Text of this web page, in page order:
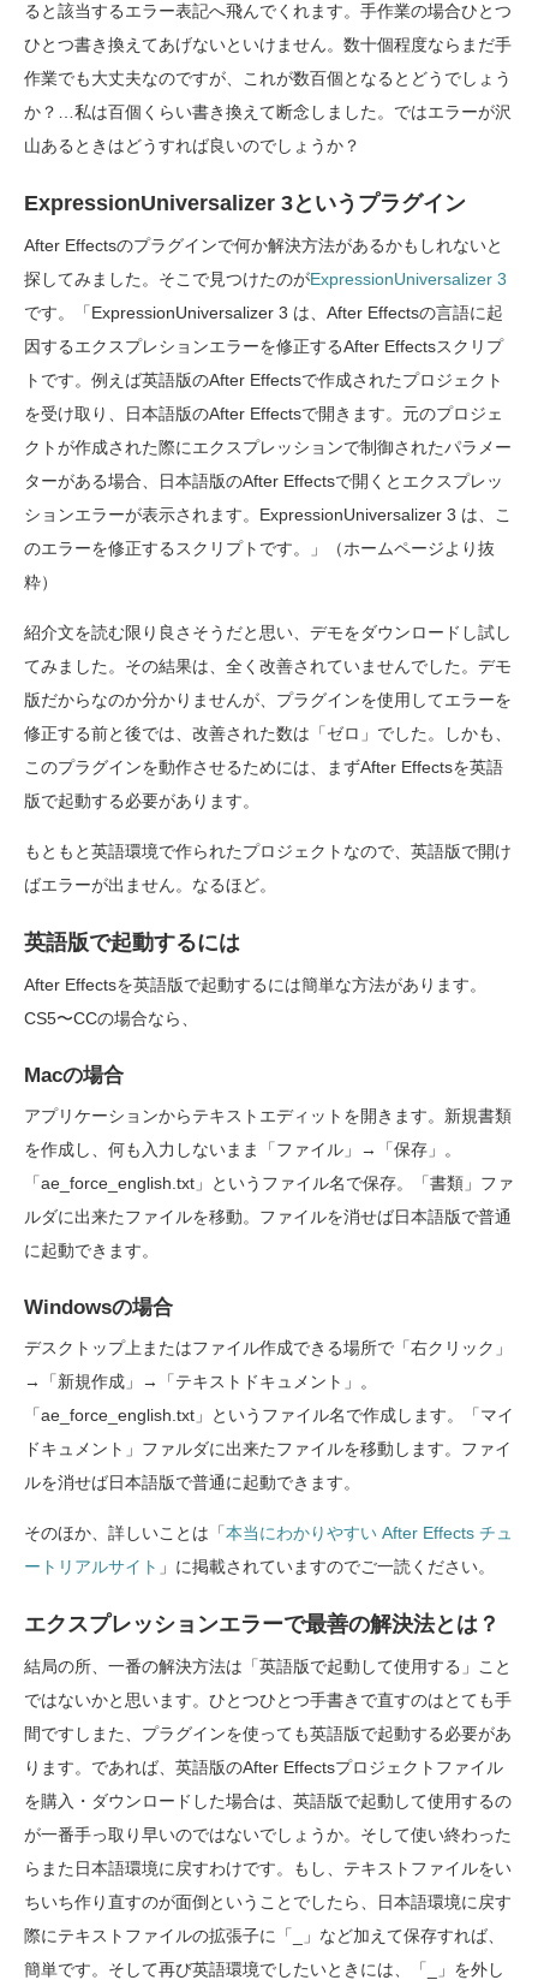
ると該当するエラー表記へ飛んでくれます。手作業の場合ひとつ
ひとつ書き換えてあげないといけません。数十個程度ならまだ手
作業でも大丈夫なのですが、これが数百個となるとどうでしょう
か？…私は百個くらい書き換えて断念しました。ではエラーが沢
山あるときはどうすれば良いのでしょうか？
ExpressionUniversalizer 3というプラグイン
After Effectsのプラグインで何か解決方法があるかもしれないと
探してみました。そこで見つけたのがExpressionUniversalizer 3
です。「ExpressionUniversalizer 3 は、After Effectsの言語に起
因するエクスプレションエラーを修正するAfter Effectsスクリプ
トです。例えば英語版のAfter Effectsで作成されたプロジェクト
を受け取り、日本語版のAfter Effectsで開きます。元のプロジェ
クトが作成された際にエクスプレッションで制御されたパラメー
ターがある場合、日本語版のAfter Effectsで開くとエクスプレッ
ションエラーが表示されます。ExpressionUniversalizer 3 は、こ
のエラーを修正するスクリプトです。」（ホームページより抜
粋）
紹介文を読む限り良さそうだと思い、デモをダウンロードし試し
てみました。その結果は、全く改善されていませんでした。デモ
版だからなのか分かりませんが、プラグインを使用してエラーを
修正する前と後では、改善された数は「ゼロ」でした。しかも、
このプラグインを動作させるためには、まずAfter Effectsを英語
版で起動する必要があります。
もともと英語環境で作られたプロジェクトなので、英語版で開け
ばエラーが出ません。なるほど。
英語版で起動するには
After Effectsを英語版で起動するには簡単な方法があります。
CS5〜CCの場合なら、
Macの場合
アプリケーションからテキストエディットを開きます。新規書類
を作成し、何も入力しないまま「ファイル」→「保存」。
「ae_force_english.txt」というファイル名で保存。「書類」ファ
ルダに出来たファイルを移動。ファイルを消せば日本語版で普通
に起動できます。
Windowsの場合
デスクトップ上またはファイル作成できる場所で「右クリック」
→「新規作成」→「テキストドキュメント」。
「ae_force_english.txt」というファイル名で作成します。「マイ
ドキュメント」ファルダに出来たファイルを移動します。ファイ
ルを消せば日本語版で普通に起動できます。
そのほか、詳しいことは「本当にわかりやすい After Effects チュ
ートリアルサイト 」に掲載されていますのでご一読ください。
エクスプレッションエラーで最善の解決法とは？
結局の所、一番の解決方法は「英語版で起動して使用する」こと
ではないかと思います。ひとつひとつ手書きで直すのはとても手
間ですしまた、プラグインを使っても英語版で起動する必要があ
ります。であれば、英語版のAfter Effectsプロジェクトファイル
を購入・ダウンロードした場合は、英語版で起動して使用するの
が一番手っ取り早いのではないでしょうか。そして使い終わった
らまた日本語環境に戻すわけです。もし、テキストファイルをい
ちいち作り直すのが面倒ということでしたら、日本語環境に戻す
際にテキストファイルの拡張子に「_」など加えて保存すれば、
簡単です。そして再び英語環境でしたいときには、「_」を外し